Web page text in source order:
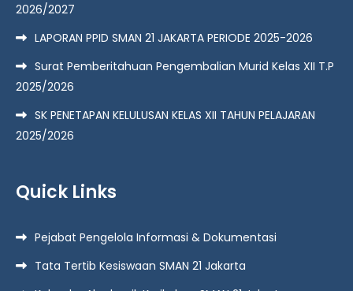
2026/2027
LAPORAN PPID SMAN 21 JAKARTA PERIODE 2025-2026
Surat Pemberitahuan Pengembalian Murid Kelas XII T.P
2025/2026
SK PENETAPAN KELULUSAN KELAS XII TAHUN PELAJARAN
2025/2026
Quick Links
Pejabat Pengelola Informasi & Dokumentasi
Tata Tertib Kesiswaan SMAN 21 Jakarta